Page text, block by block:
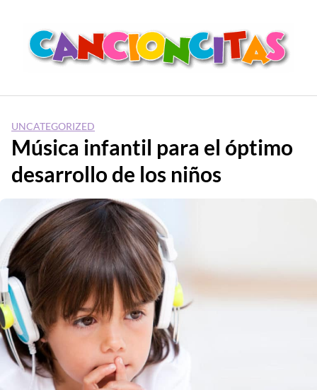
contenido
UNCATEGORIZED
Música infantil para el óptimo
desarrollo de los niños